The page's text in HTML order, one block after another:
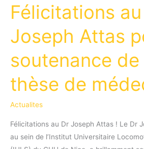
Félicitations
Joseph Attas
soutenance de
thèse de
Actualites
Félicitations au Dr Joseph Attas ! Le Dr
au sein de l’Institut Universitaire